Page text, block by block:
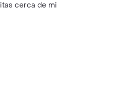
cerca de mi